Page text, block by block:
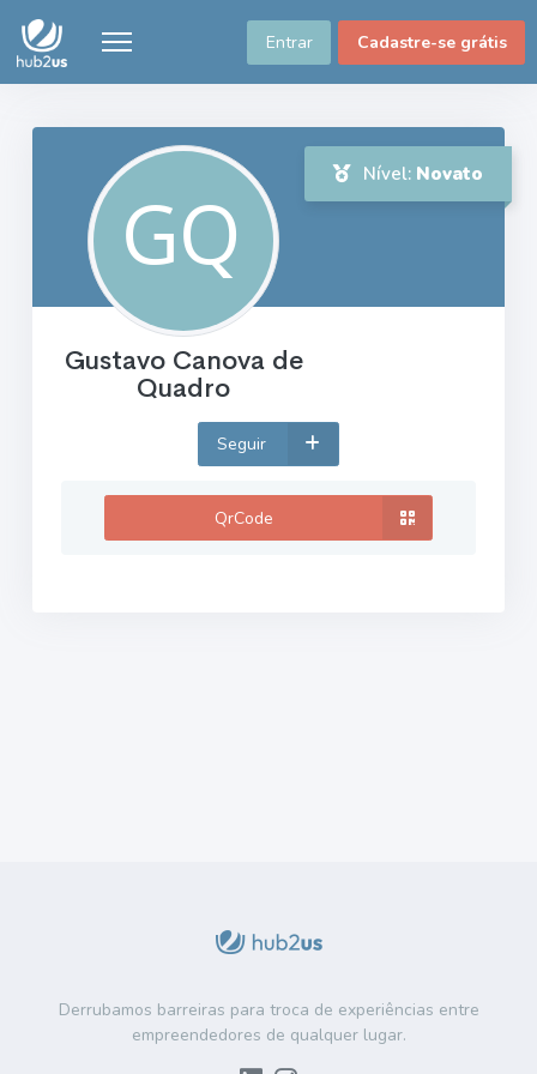
Entrar Cadastre-se grátis
Nível: Novato
Gustavo Canova de
Quadro
Seguir
QrCode
Derrubamos barreiras para troca de experiências entre
empreendedores de qualquer lugar.